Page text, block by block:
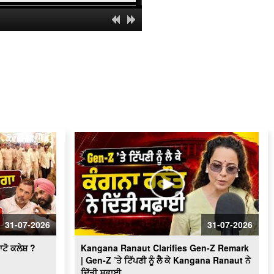
ਮਕਰ ਦੁਆਰ ਦੇ ਬਾਹਰ ਕੀਤੀ ਨਾਅਰੇਬਾਜ਼ੀ
LIVE
ਅਰਦਾਸ ਸਮਾਗਮ ਸੰਬੰਧੀ SGPC ਸਕੱਤਰ
ਬਲਵਿੰਦਰ ਸਿੰਘ ਕਾਹਲਵਾਂ ਵਲੋਂ ਜਾਣਕਾਰੀ
IMBA ਪ੍ਰੋਗਰਾਮ ਵਿਚ ਪਹੁੰਚਣ ਵਾਲੇ 80
ਵਿਦਿਆਰਥੀਆਂ ਚੋਂ ਇਕ ਹੈ ਗੁਰਦਾਸਪੁਰ ਦਾ
ਰਿਤਿਸ਼ ਮਹਾਜਨ
ਅੰਮ੍ਰਿਤਸਰ ਏਅਰਪੋਰਟ 'ਤੇ ਜੋੜ ਮੇਲੇ ਦੀਆਂ
ਰੌਣਕਾਂ, ਦੇਸ਼-ਵਿਦੇਸ਼ ਤੋਂ ਸੰਗਤਾਂ ਨੇ ਭਰੀ ਹਾਜ਼ਰੀ
Majha, Malwa and Doaba I ਬਿਜਲੀ ਦੇ
Bikram Majithia Reaches During
31-07-2026
ਕਲੇਸ਼ ?
31-07-2026
Kangana Ranaut Clarifies Gen-Z Remark
| Gen-Z ’ਤੇ ਟਿੱਪਣੀ ਨੂੰ ਲੈ ਕੇ Kangana Ranaut ਨੇ